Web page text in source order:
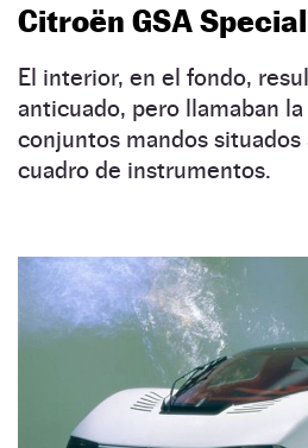
Citroën GSA
El interior, en el fondo,
anticuado, pero llamaban
conjuntos mandos situados
cuadro de instrumentos.